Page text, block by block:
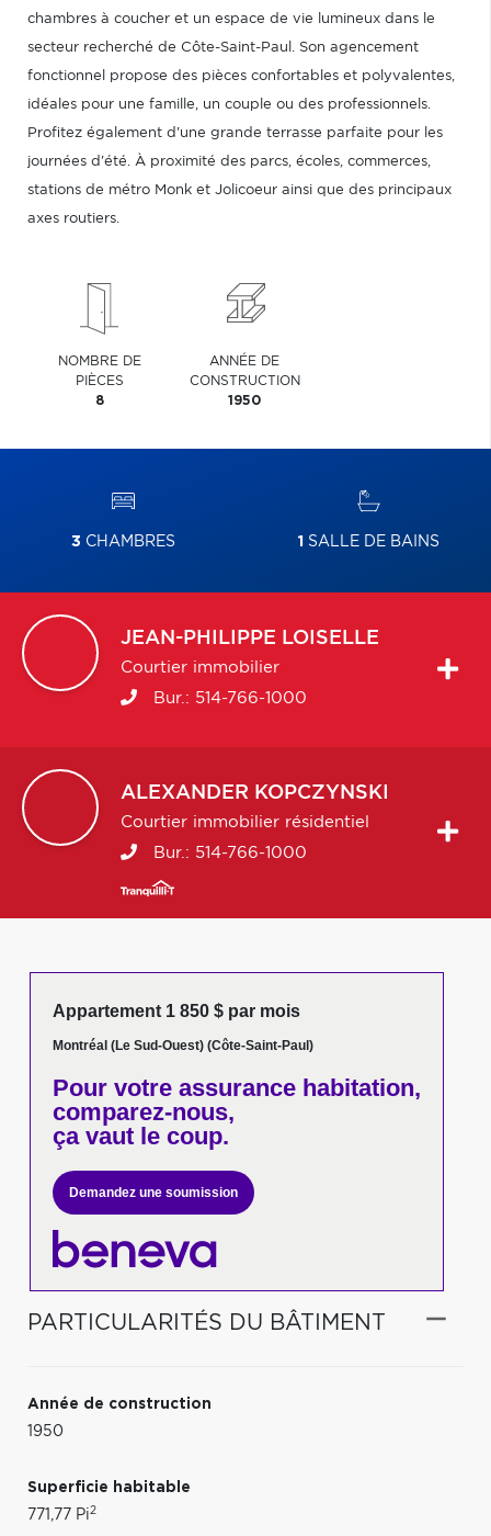
chambres à coucher et un espace de vie lumineux dans le
secteur recherché de Côte-Saint-Paul. Son agencement
fonctionnel propose des pièces confortables et polyvalentes,
idéales pour une famille, un couple ou des professionnels.
Profitez également d'une grande terrasse parfaite pour les
journées d'été. À proximité des parcs, écoles, commerces,
stations de métro Monk et Jolicoeur ainsi que des principaux
axes routiers.
NOMBRE DE
PIÈCES
8
ANNÉE DE
CONSTRUCTION
1950
3 CHAMBRES 1 SALLE DE BAINS
JEAN-PHILIPPE LOISELLE
Courtier immobilier
Bur.: 514-766-1000
ALEXANDER KOPCZYNSKI
Courtier immobilier résidentiel
Bur.: 514-766-1000
Appartement 1 850 $ par mois
Montréal (Le Sud-Ouest) (Côte-Saint-Paul)
Pour votreassurance habitation,
comparez-nous,
ça vaut le coup.
Demandez une soumission
PARTICULARITÉS DU BÂTIMENT
Année de construction
1950
Superficie habitable
771,77 Pi2